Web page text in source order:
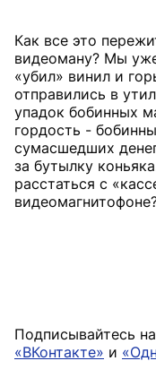
Как все это
видеоману? Мы
«убил» винил и
отправились в
упадок бобинных
гордость -
сумасшедших
за бутылку
расстаться с
Подписывайтесь
«ВКонтакте» и